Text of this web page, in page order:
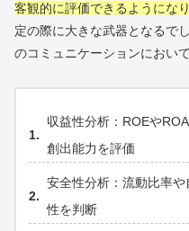
客観的に評価できるようにな
定の際に大きな武器となるで
のコミュニケーションにおい
収益性分析：ROEや
創出能力を評価
安全性分析：流動比率
性を判断